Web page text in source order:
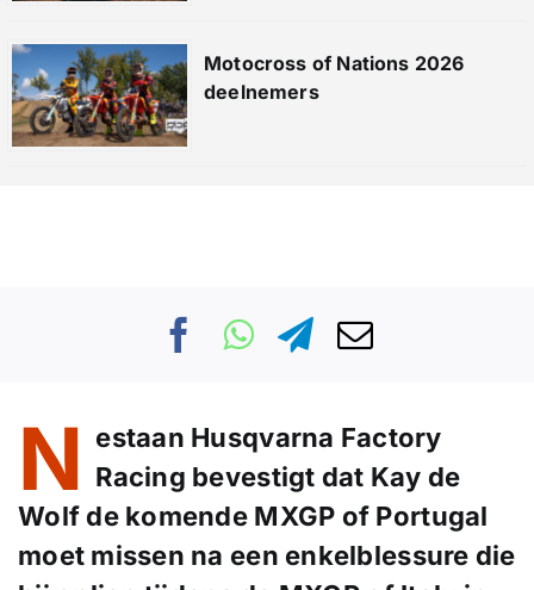
Motocross of Nations 2026
deelnemers
N estaan Husqvarna Factory
Racing bevestigt dat Kay de
Wolf de komende MXGP of Portugal
moet missen na een enkelblessure die